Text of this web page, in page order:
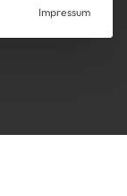
Impressum